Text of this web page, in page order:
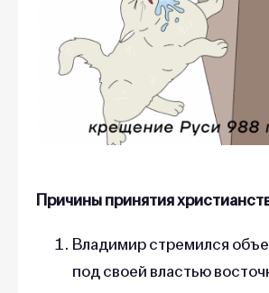
Причины принятия
Владимир стремился
под своей властью